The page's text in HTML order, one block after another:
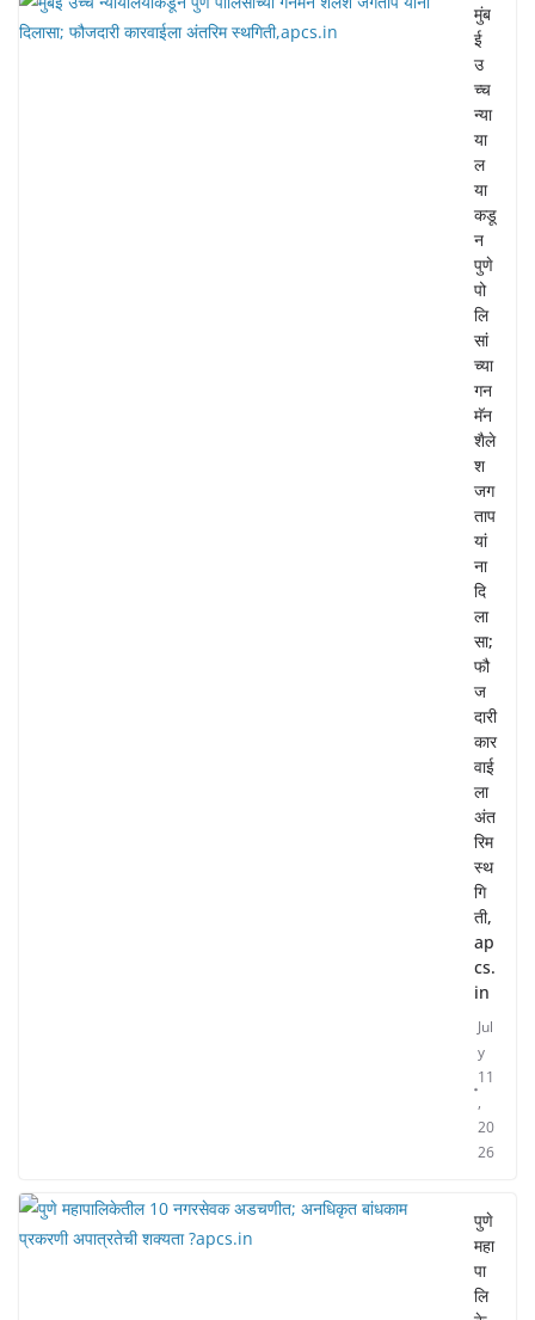
मुंब
ई
उ
च्च
न्या
या
ल
या
कडू
न
पुणे
पो
लि
सां
च्या
गन
मॅन
शैले
श
जग
ताप
यां
ना
दि
ला
सा;
फौ
ज
दारी
कार
वाई
ला
अंत
रिम
स्थ
गि
ती,
ap
cs.
in
Jul
y
11
,
20
26
पुणे
महा
पा
लि